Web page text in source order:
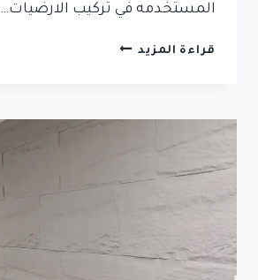
المستخدمه في تركيب الارضيات…
قراءة المزيد